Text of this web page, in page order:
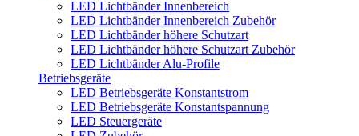
LED Lichtbänder Innenbereich
LED Lichtbänder Innenbereich Zubehör
LED Lichtbänder höhere Schutzart
LED Lichtbänder höhere Schutzart Zubehör
LED Lichtbänder Alu-Profile
Betriebsgeräte
LED Betriebsgeräte Konstantstrom
LED Betriebsgeräte Konstantspannung
LED Steuergeräte